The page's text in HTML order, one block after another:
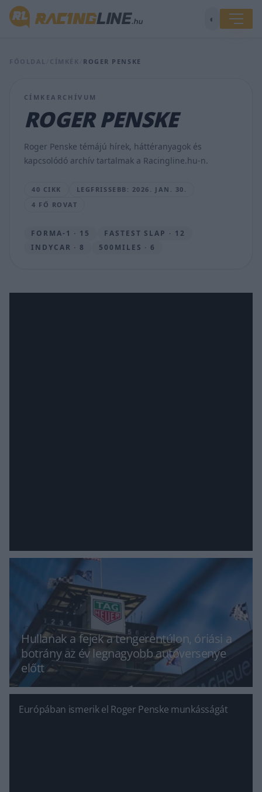
◐
FŐOLDAL CÍMKÉK ROGER PENSKE
CÍMKEARCHÍVUM
ROGER PENSKE
Roger Penske témájú hírek, háttéranyagok és
kapcsolódó archív tartalmak a Racingline.hu-n.
40 CIKK
LEGFRISSEBB: 2026. JAN. 30.
4 FŐ ROVAT
FORMA-1 · 15
FASTEST SLAP · 12
INDYCAR · 8
500MILES · 6
Botrányos
csalás
miatt
kirúgott
a
legendás
MAJER
30.
Hullanak a fejek a tengerentúlon, óriási a
botrány az év legnagyobb autóversenye
előtt
Európában ismerik el Roger Penske munkásságát